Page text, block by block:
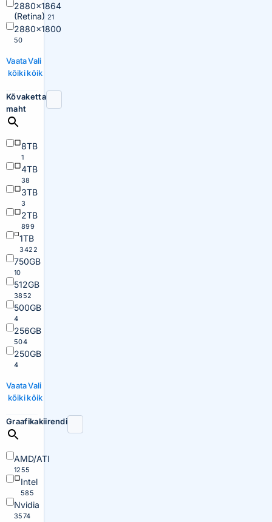
2880×1864
(Retina) 21
2880×1800
50
Vaata
kõiki
Vali
kõik
Kõvaketta
maht
8TB
1
4TB
38
3TB
3
2TB
899
1TB
3422
750GB
10
512GB
3852
500GB
4
256GB
504
250GB
4
Vaata
kõiki
Vali
kõik
Graafikakiirendi
AMD/ATI
1255
Intel
585
Nvidia
3574